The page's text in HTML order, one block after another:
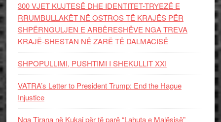
300 VJET KUJTESË DHE IDENTITET-TRYEZË E
RRUMBULLAKËT NË OSTROS TË KRAJËS PËR
SHPËRNGULJEN E ARBËRESHËVE NGA TREVA
KRAJË-SHESTAN NË ZARË TË DALMACISË
SHPOPULLIMI, PUSHTIMI I SHEKULLIT XXI
VATRA’s Letter to President Trump: End the Hague
Injustice
Nga Tirana në Kukaj për të parë “Lahuta e Malësisë”